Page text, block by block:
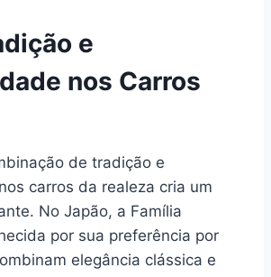
e
nos Carros
de tradição e
carros da realeza cria um
No Japão, a Família
por sua preferência por
elegância clássica e